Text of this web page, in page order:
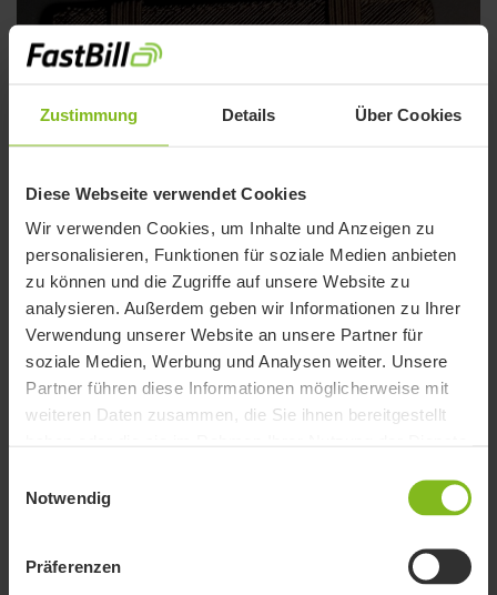
Zustimmung Details Über Cookies
Diese Webseite verwendet Cookies
Wir verwenden Cookies, um Inhalte und Anzeigen zu
personalisieren, Funktionen für soziale Medien anbieten
zu können und die Zugriffe auf unsere Website zu
analysieren. Außerdem geben wir Informationen zu Ihrer
Verwendung unserer Website an unsere Partner für
soziale Medien, Werbung und Analysen weiter. Unsere
Partner führen diese Informationen möglicherweise mit
weiteren Daten zusammen, die Sie ihnen bereitgestellt
Notwendig
Präferenzen